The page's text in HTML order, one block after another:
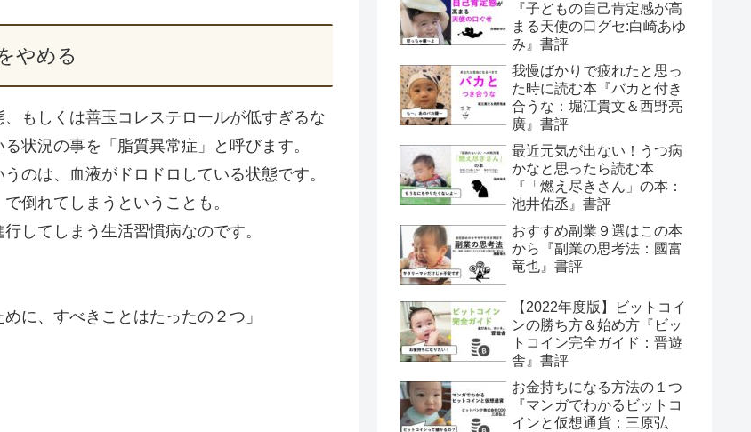
やめる
もしくは善玉コレステロールが低すぎるな
状況の事を「脂質異常症」と呼びます。
のは、血液がドロドロしている状態です。
倒れてしまうということも。
してしまう生活習慣病なのです。
に、すべきことはたったの２つ」
『子どもの自己肯定感が高
まる天使の口グセ:白崎あゆ
み』書評
我慢ばかりで疲れたと思っ
た時に読む本『バカと付き
合うな：堀江貴文＆西野亮
廣』書評
最近元気が出ない！うつ病
かなと思ったら読む本
『「燃え尽きさん」の本：
池井佑丞』書評
おすすめ副業９選はこの本
から『副業の思考法：國富
竜也』書評
【2022年度版】ビットコイ
ンの勝ち方＆始め方『ビッ
トコイン完全ガイド：晋遊
舎』書評
お金持ちになる方法の１つ
『マンガでわかるビットコ
インと仮想通貨：三原弘